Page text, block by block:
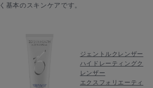
く基本のスキンケアです。
ジェントルクレンザー
ハイドレーティングク
レンザー
エクスフォリエーティ